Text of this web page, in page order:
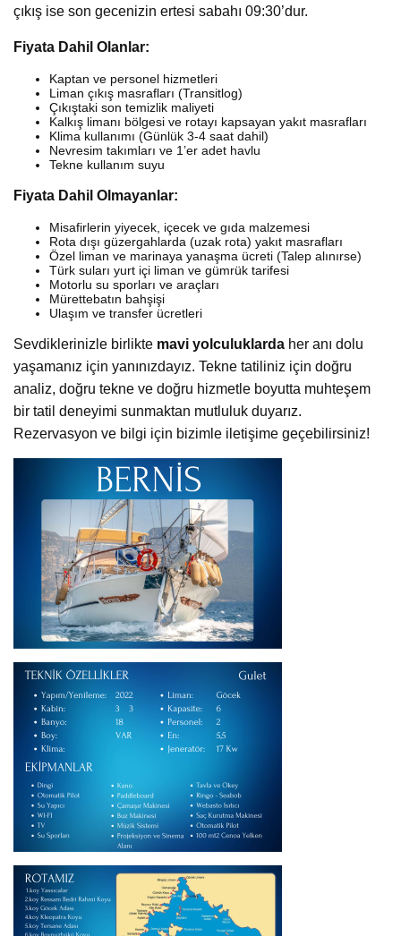
çıkış ise son gecenizin ertesi sabahı 09:30’dur.
Fiyata Dahil Olanlar:
Kaptan ve personel hizmetleri
Liman çıkış masrafları (Transitlog)
Çıkıştaki son temizlik maliyeti
Kalkış limanı bölgesi ve rotayı kapsayan yakıt masrafları
Klima kullanımı (Günlük 3-4 saat dahil)
Nevresim takımları ve 1’er adet havlu
Tekne kullanım suyu
Fiyata Dahil Olmayanlar:
Misafirlerin yiyecek, içecek ve gıda malzemesi
Rota dışı güzergahlarda (uzak rota) yakıt masrafları
Özel liman ve marinaya yanaşma ücreti (Talep alınırse)
Türk suları yurt içi liman ve gümrük tarifesi
Motorlu su sporları ve araçları
Mürettebatın bahşişi
Ulaşım ve transfer ücretleri
Sevdiklerinizle birlikte mavi yolculuklarda her anı dolu
yaşamanız için yanınızdayız. Tekne tatiliniz için doğru
analiz, doğru tekne ve doğru hizmetle boyutta muhteşem
bir tatil deneyimi sunmaktan mutluluk duyarız.
Rezervasyon ve bilgi için bizimle iletişime geçebilirsiniz!